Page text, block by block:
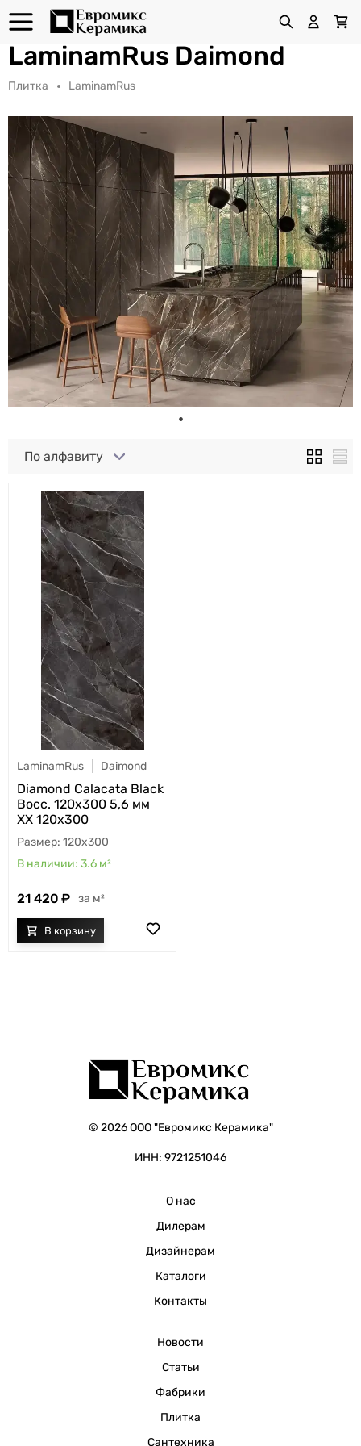
LaminamRus Daimond
Плитка LaminamRus
По алфавиту
LaminamRus Daimond
Diamond Calacata Black
Bocc. 120x300 5,6 мм
ХХ 120x300
120x300
3.6 м²
21 420 м²
© 2026 ООО "Евромикс Керамика"
ИНН: 9721251046
О нас
Дилерам
Дизайнерам
Каталоги
Контакты
Новости
Статьи
Фабрики
Плитка
Сантехника